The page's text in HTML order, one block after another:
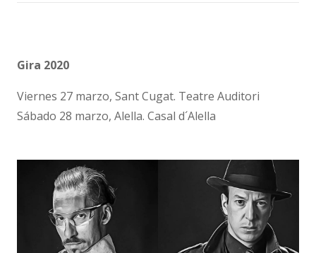
Gira 2020
Viernes 27 marzo, Sant Cugat. Teatre Auditori
Sábado 28 marzo, Alella. Casal d´Alella